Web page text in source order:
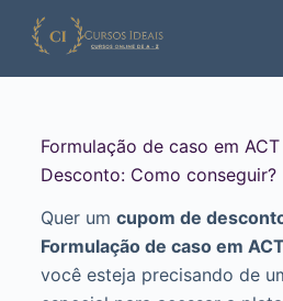
Pular
para
Formulação de caso em
Desconto: Como conseguir?
Quer um cupom de
Formulação de caso em ACT
você esteja precisando de